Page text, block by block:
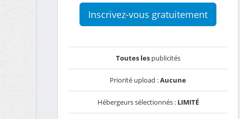
Inscrivez-vous gratuitement
Toutes lespublicités
Priorité upload :Aucune
Hébergeurs sélectionnés : LIMITÉ